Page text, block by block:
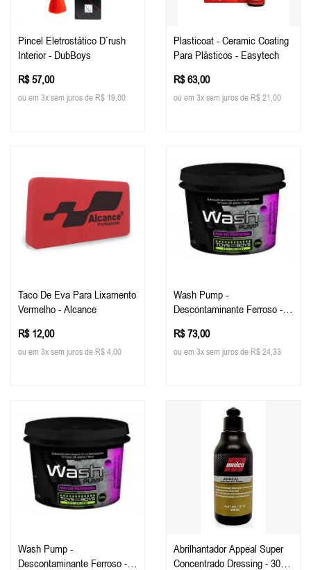
Pincel Eletrostático D`rush
Interior - DubBoys
R$ 57,00
ou em 3x sem juros de R$ 19,00
Plasticoat - Ceramic Coating
Para Plásticos - Easytech
R$ 63,00
ou em 3x sem juros de R$ 21,00
Taco De Eva Para Lixamento
Vermelho - Alcance
R$ 12,00
ou em 3x sem juros de R$ 4,00
Wash Pump -
Descontaminante Ferroso -
R$ 73,00
ou em 3x sem juros de R$ 24,33
Wash Pump -
Descontaminante Ferroso -
Abrilhantador Appeal Super
Concentrado Dressing - 300